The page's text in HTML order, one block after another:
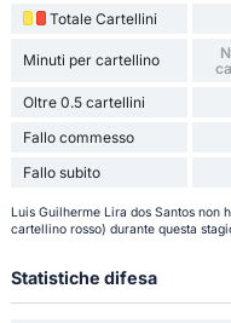
Totale Cartellini
Minuti per cartellino
Oltre 0.5 cartellini
Fallo commesso
Fallo subito
Luis Guilherme Lira dos Santos
cartellino rosso) durante questa
Statistiche difesa